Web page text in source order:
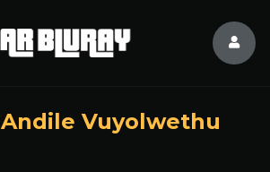
Andile Vuyolwethu